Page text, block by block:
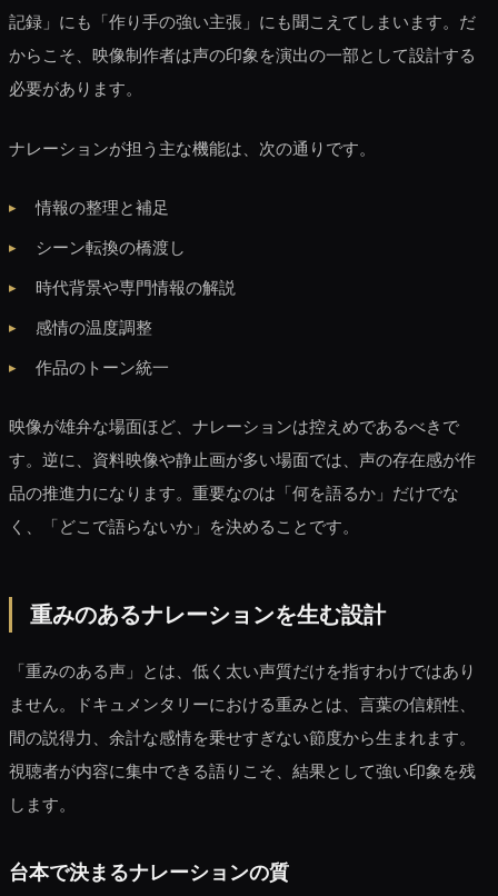
記録」にも「作り手の強い主張」にも聞こえてしまいます。だ
からこそ、映像制作者は声の印象を演出の一部として設計する
必要があります。
ナレーションが担う主な機能は、次の通りです。
情報の整理と補足
シーン転換の橋渡し
時代背景や専門情報の解説
感情の温度調整
作品のトーン統一
映像が雄弁な場面ほど、ナレーションは控えめであるべきで
す。逆に、資料映像や静止画が多い場面では、声の存在感が作
品の推進力になります。重要なのは「何を語るか」だけでな
く、「どこで語らないか」を決めることです。
重みのあるナレーションを生む設計
「重みのある声」とは、低く太い声質だけを指すわけではあり
ません。ドキュメンタリーにおける重みとは、言葉の信頼性、
間の説得力、余計な感情を乗せすぎない節度から生まれます。
視聴者が内容に集中できる語りこそ、結果として強い印象を残
します。
台本で決まるナレーションの質